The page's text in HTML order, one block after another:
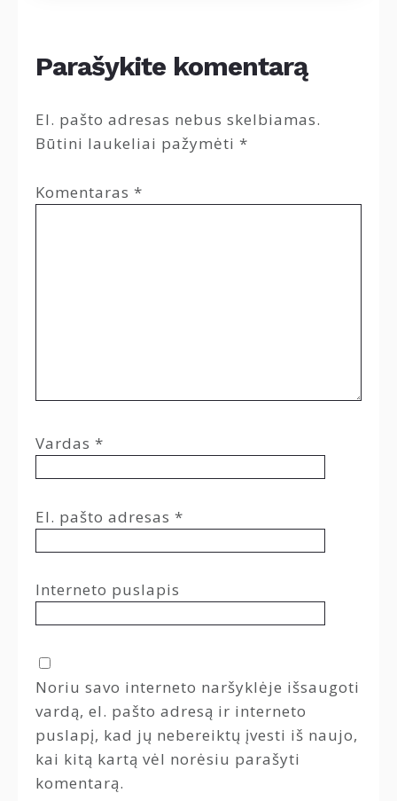
Parašykite komentarą
El. pašto adresas nebus skelbiamas.
Būtini laukeliai pažymėti *
Komentaras *
Vardas *
El. pašto adresas *
Interneto puslapis
Noriu savo interneto naršyklėje išsaugoti
vardą, el. pašto adresą ir interneto
puslapį, kad jų nebereiktų įvesti iš naujo,
kai kitą kartą vėl norėsiu parašyti
komentarą.